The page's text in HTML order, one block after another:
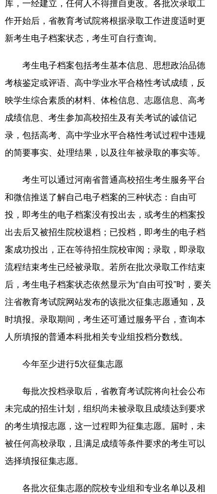
作开始后，省教育考试院将根据录取工作进度适时更
新考生电子档案状态，考生可自行查询。
考生电子档案包括考生基本信息、思想政治品德
考核鉴定或评语、高中学业水平合格性考试成绩，反
映学生综合素质的材料、体检信息、志愿信息、高考
成绩信息、考生参加高校招生及有关考试的诚信记
录，包括高考、高中学业水平合格性考试过程中违规
的简要事实、处理结果，以及往年被录取的事实等。
考生可以通过河南省普通高校招生考生服务平台
和微信推送了解自己电子档案的三种状态：自由可
投，即考生的电子档案没有投出去，或考生的档案投
出去后又被招生院校退档；已投档，即考生的电子档
案成功投出，正在等待招生院校审阅；录取，即录取
流程结束考生已经被录取。若所在批次录取工作结束
后，考生电子档案状态依然显示为“自由可投”时，要关
注省教育考试院网站发布的该批次征集志愿通知，及
时填报。录取期间，考生还可通过服务平台，查询本
人所填报的普通本科批相关专业组投档分数线。
今年至少进行5次征集志愿
每批次投档录取后，省教育考试院将向社会公布
未完成的招生计划，组织尚未被录取且成绩达到要求
的考生填报志愿，这一过程即为征集志愿。届时，未
被任何高校录取，且满足成绩等条件要求的考生可以
选择填报征集志愿。
各批次征集志愿的院校专业组和专业名单以及相